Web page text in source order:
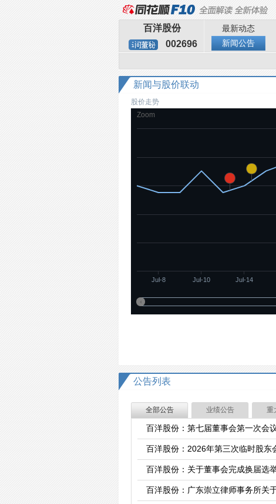
百洋股份
002696
最新动态
新闻公告
新闻与股价联动
股价走势
Zoom
Jul-8 Jul-10 Jul-14
公告列表
全部公告 业绩公告 重
百洋股份：第七届董事会第一次会
百洋股份：2026年第三次临时股东
百洋股份：关于董事会完成换届选
百洋股份：广东崇立律师事务所关